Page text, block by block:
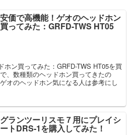
安価で高機能！ゲオのヘッドホン
買ってみた：GRFD-TWS HT05
ホン買ってみた：GRFD-TWS HT05を買
、数種類のヘッドホン買ってきたの
オのヘッドホン気になる人は参考にし
グランツーリスモ７用にプレイシ
ートDRS-1を購入してみた！